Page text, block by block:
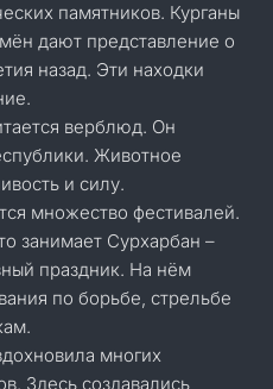
памятников. Курганы
дают представление о
назад. Эти находки
верблюд. Он
Животное
и силу.
множество фестивалей.
занимает Сурхарбан –
праздник. На нём
по борьбе, стрельбе
многих
Здесь создавались